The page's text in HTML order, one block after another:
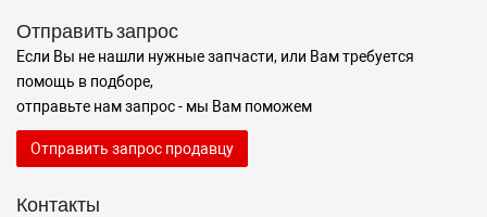
Отправить запрос
Если Вы не нашли нужные запчасти, или Вам требуется
помощь в подборе,
отправьте нам запрос - мы Вам поможем
Отправить запрос продавцу
Контакты